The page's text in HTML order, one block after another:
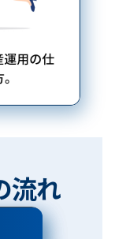
流れ